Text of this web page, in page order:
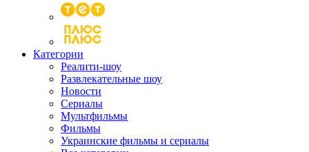
Категории
Реалити-шоу
Развлекательные шоу
Новости
Сериалы
Мультфильмы
Фильмы
Украинские фильмы и сериалы